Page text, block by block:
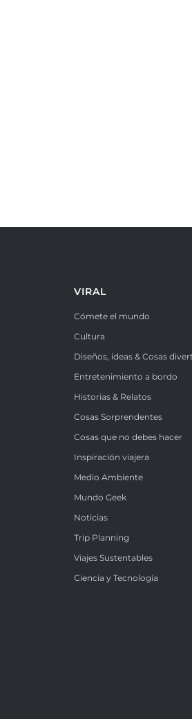
VIRAL
Cómete el mundo
Cultura
Diseños, ideas & Cosas
Entretenimiento a bordo
Historias & Relatos
Cosas Sorprendentes
Cosas que no debes hacer
Inspiración viajera
Medio Ambiente
Mundo Geek
Noticias
Trip Planning
Viajes Sustentables
Ciencia y Tecnología